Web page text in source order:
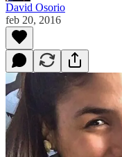
David Osorio
feb 20, 2016